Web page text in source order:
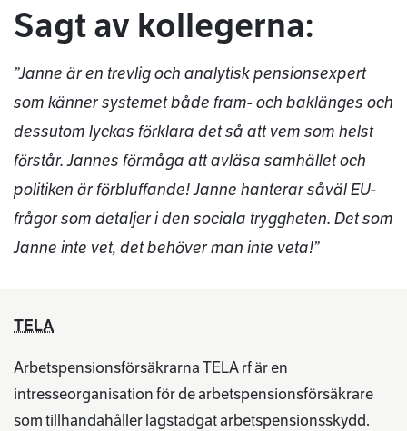
Sagt av kollegerna:
”Janne är en trevlig och analytisk pensionsexpert
som känner systemet både fram- och baklänges och
dessutom lyckas förklara det så att vem som helst
förstår. Jannes förmåga att avläsa samhället och
politiken är förbluffande! Janne hanterar såväl EU-
frågor som detaljer i den sociala tryggheten. Det som
Janne inte vet, det behöver man inte veta!”
TELA
Arbetspensionsförsäkrarna TELA rf är en
intresseorganisation för de arbetspensionsförsäkrare
som tillhandahåller lagstadgat arbetspensionsskydd.